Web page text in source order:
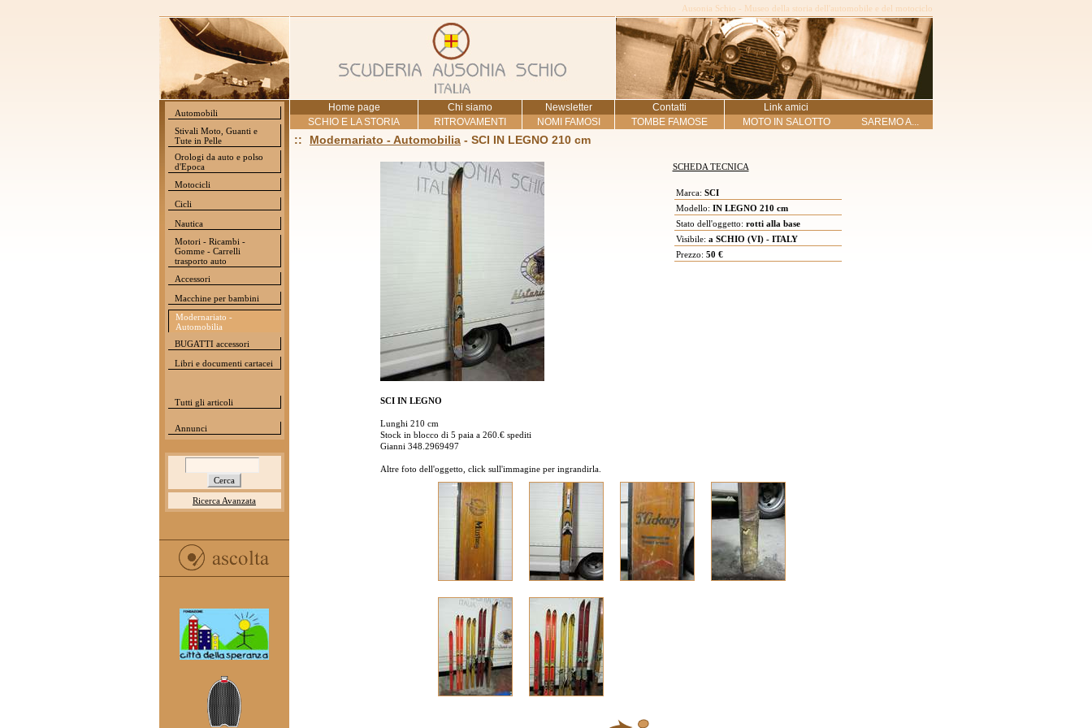
Ausonia Schio - Museo della storia dell'automobile e del motociclo
Automobili
Stivali Moto, Guanti e
Tute in Pelle
Orologi da auto e polso
d'Epoca
Motocicli
Cicli
Nautica
Motori - Ricambi -
Gomme - Carrelli
trasporto auto
Accessori
Macchine per bambini
Modernariato -
Automobilia
BUGATTI accessori
Libri e documenti cartacei
Tutti gli articoli
Annunci
Ricerca Avanzata
Home page Chi siamo Newsletter Contatti
Link amici
SCHIO E LA STORIA
RITROVAMENTI NOMI FAMOSI TOMBE FAMOSE MOTO IN SALOTTO SAREMO A...
:: Modernariato - Automobilia - SCI IN LEGNO 210 cm
SCHEDA TECNICA
Marca: SCI
Modello: IN LEGNO 210 cm
Stato dell'oggetto: rotti alla base
Visibile: a SCHIO (VI) - ITALY
Prezzo: 50 €
SCI IN LEGNO
Lunghi 210 cm
Stock in blocco di 5 paia a 260.€ spediti
Gianni 348.2969497
Altre foto dell'oggetto, click sull'immagine per ingrandirla.